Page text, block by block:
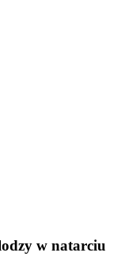
w natarciu